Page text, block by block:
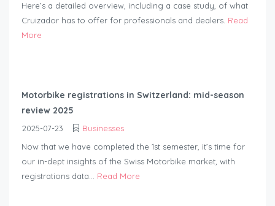
Here’s a detailed overview, including a case study, of what
Cruizador has to offer for professionals and dealers. Read
More
Motorbike registrations in Switzerland: mid-season
review 2025
2025-07-23
Businesses
Now that we have completed the 1st semester, it’s time for
our in-dept insights of the Swiss Motorbike market, with
registrations data... Read More